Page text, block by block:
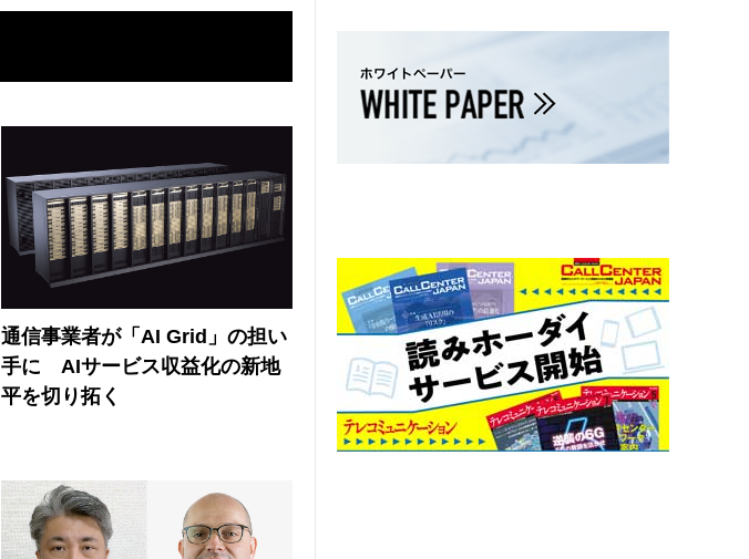
通信事業者が「AI Grid」の担い
手に AIサービス収益化の新地
平を切り拓く